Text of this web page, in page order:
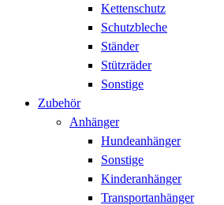
Kettenschutz
Schutzbleche
Ständer
Stützräder
Sonstige
Zubehör
Anhänger
Hundeanhänger
Sonstige
Kinderanhänger
Transportanhänger